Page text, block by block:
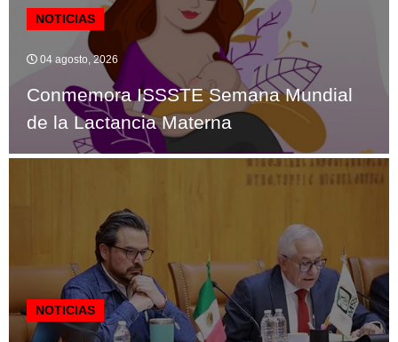
NOTICIAS
04 agosto, 2026
Conmemora ISSSTE Semana Mundial
de la Lactancia Materna
NOTICIAS